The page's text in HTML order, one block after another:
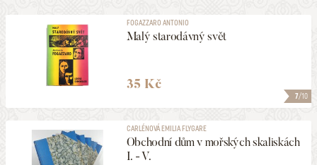
7/10
FOGAZZARO ANTONIO
Malý starodávný svět
35 Kč
CARLÉNOVÁ EMILIA FLYGARE
Obchodní dům v mořských skaliskách
I. - V.